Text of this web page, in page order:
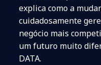
explica como a
cuidadosamente
negócio mais
um futuro muito
DATA.